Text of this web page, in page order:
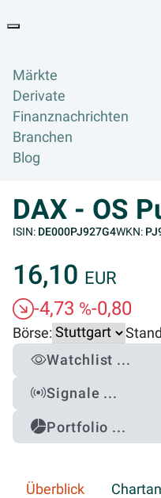
Märkte
Derivate
Finanznachrichten
Branchen
Blog
DAX - OS
ISIN: DE000PJ927G4WKN:
16,10 EUR
-4,73 %-0,80
Börse:
Watchlist ...
Signale ...
Portfolio ...
Überblick